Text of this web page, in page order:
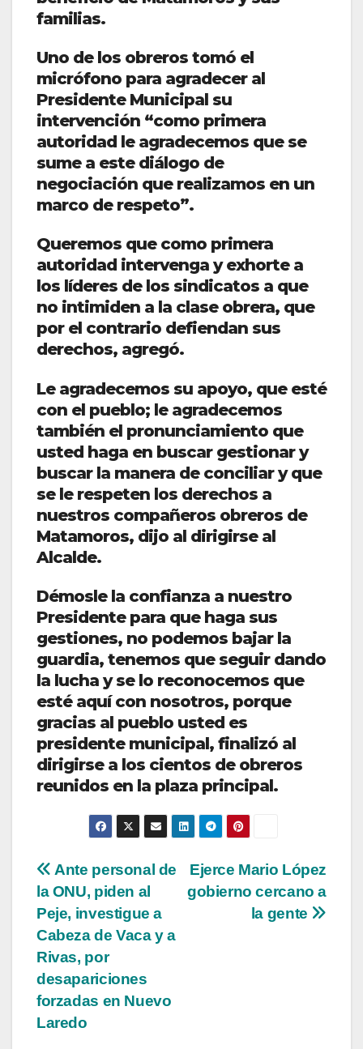
familias.
Uno de los obreros tomó el
micrófono para agradecer al
Presidente Municipal su
intervención “como primera
autoridad le agradecemos que se
sume a este diálogo de
negociación que realizamos en un
marco de respeto”.
Queremos que como primera
autoridad intervenga y exhorte a
los líderes de los sindicatos a que
no intimiden a la clase obrera, que
por el contrario defiendan sus
derechos, agregó.
Le agradecemos su apoyo, que esté
con el pueblo; le agradecemos
también el pronunciamiento que
usted haga en buscar gestionar y
buscar la manera de conciliar y que
se le respeten los derechos a
nuestros compañeros obreros de
Matamoros, dijo al dirigirse al
Alcalde.
Démosle la confianza a nuestro
Presidente para que haga sus
gestiones, no podemos bajar la
guardia, tenemos que seguir dando
la lucha y se lo reconocemos que
esté aquí con nosotros, porque
gracias al pueblo usted es
presidente municipal, finalizó al
dirigirse a los cientos de obreros
reunidos en la plaza principal.
Navegación
de
entradas
Ejerce Mario López
gobierno cercano a
la gente
Ante personal de
la ONU, piden al
Peje, investigue a
Cabeza de Vaca y a
Rivas, por
desapariciones
forzadas en Nuevo
Laredo